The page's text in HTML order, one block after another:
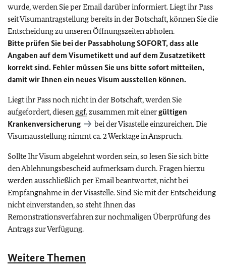
wurde, werden Sie per Email darüber informiert. Liegt ihr Pass
seit Visumantragstellung bereits in der Botschaft, können Sie die
Entscheidung zu unseren Öffnungszeiten abholen.
Bitte prüfen Sie bei der Passabholung SOFORT, dass alle
Angaben auf dem Visumetikett und auf dem Zusatzetikett
korrekt sind. Fehler müssen Sie uns bitte sofort mitteilen,
damit wir Ihnen ein neues Visum ausstellen können.
Liegt ihr Pass noch nicht in der Botschaft, werden Sie
aufgefordert, diesen ggf.zusammen mit einergültigen
Krankenversicherung
bei der Visastelle einzureichen. Die
Visumausstellung nimmt ca. 2 Werktage in Anspruch.
Sollte Ihr Visum abgelehnt worden sein, so lesen Sie sich bitte
den Ablehnungsbescheid aufmerksam durch. Fragen hierzu
werden ausschließlich per Email beantwortet, nicht bei
Empfangnahme in der Visastelle. Sind Sie mit der Entscheidung
nicht einverstanden, so steht Ihnen das
Remonstrationsverfahren zur nochmaligen Überprüfung des
Antrags zur Verfügung.
Weitere Themen